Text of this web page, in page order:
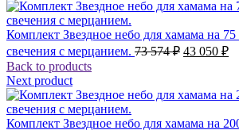
Комплект Звездное небо для хамама на 75
свечения с мерцанием. 73 574₽
73
43 050 ₽
Back to products
Next product
Комплект Звездное небо для хамама на